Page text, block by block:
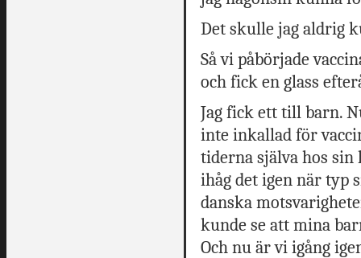
Det skulle jag aldrig
Så vi påbörjade
och fick en glass
Jag fick ett till barn.
inte inkallad för
tiderna själva hos sin
ihåg det igen när typ
danska
kunde se att mina
Och nu är vi igång